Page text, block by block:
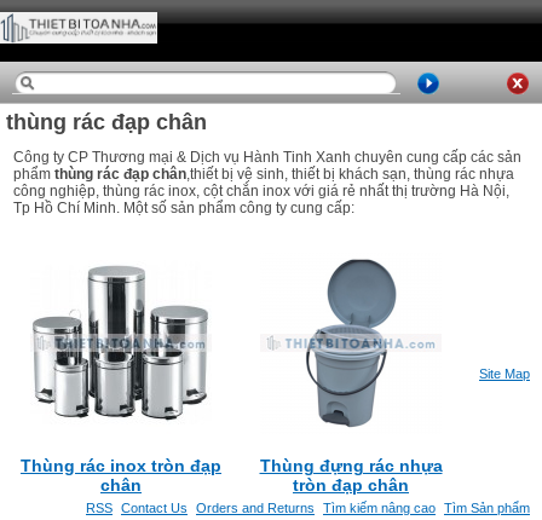
thùng rác đạp chân
Công ty CP Thương mại & Dịch vụ Hành Tinh Xanh chuyên cung cấp các sản
phẩm thùng rác đạp chân,thiết bị vệ sinh, thiết bị khách sạn, thùng rác nhựa
công nghiệp, thùng rác inox, cột chắn inox với giá rẻ nhất thị trường Hà Nội,
Tp Hồ Chí Minh. Một số sản phẩm công ty cung cấp:
Thùng rác inox tròn đạp
chân
Thùng đựng rác nhựa
tròn đạp chân
Site Map
Tìm Sản phẩm
Tìm kiếm nâng cao
Orders and Returns
Contact Us
RSS